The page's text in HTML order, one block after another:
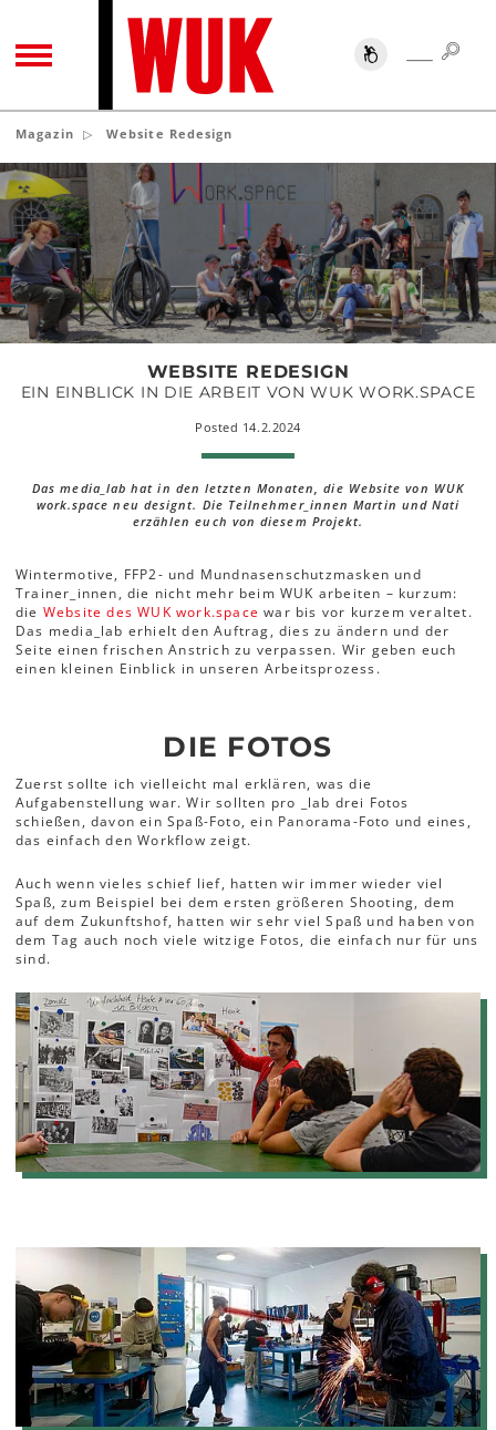
TOGGLE NAVIGATION SUCHE
Magazin Website Redesign
Website
Redesign
WEBSITE REDESIGN
EIN EINBLICK IN DIE ARBEIT VON WUK WORK.SPACE
Posted 14.2.2024
Das media_lab hat in den letzten Monaten, die Website von WUK
work.space neu designt. Die Teilnehmer_innen Martin und Nati
erzählen euch von diesem Projekt.
Wintermotive, FFP2- und Mundnasenschutzmasken und
Trainer_innen, die nicht mehr beim WUK arbeiten – kurzum:
die Website des WUK work.space war bis vor kurzem veraltet.
Das media_lab erhielt den Auftrag, dies zu ändern und der
Seite einen frischen Anstrich zu verpassen. Wir geben euch
einen kleinen Einblick in unseren Arbeitsprozess.
DIE FOTOS
Zuerst sollte ich vielleicht mal erklären, was die
Aufgabenstellung war. Wir sollten pro ­_lab drei Fotos
schießen, davon ein Spaß-Foto, ein Panorama-Foto und eines,
das einfach den Workflow zeigt.
Auch wenn vieles schief lief, hatten wir immer wieder viel
Spaß, zum Beispiel bei dem ersten größeren Shooting, dem
auf dem Zukunftshof, hatten wir sehr viel Spaß und haben von
dem Tag auch noch viele witzige Fotos, die einfach nur für uns
sind.